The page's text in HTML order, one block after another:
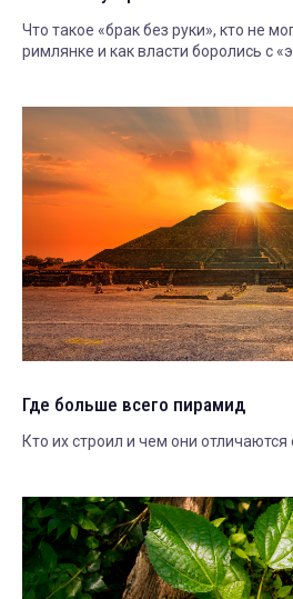
Что такое «брак без руки», кто не
римлянке и как власти боролись с
Где больше всего пирамид
Кто их строил и чем они отличаются